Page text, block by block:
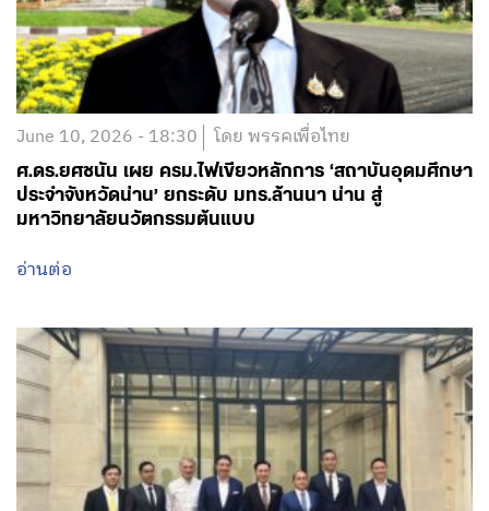
June 10, 2026 - 18:30 โดย พรรคเพื่อไทย
ศ.ดร.ยศชนัน เผย ครม.ไฟเขียวหลักการ ‘สถาบันอุดมศึกษา
ประจำจังหวัดน่าน’ ยกระดับ มทร.ล้านนา น่าน สู่
มหาวิทยาลัยนวัตกรรมต้นแบบ
อ่านต่อ